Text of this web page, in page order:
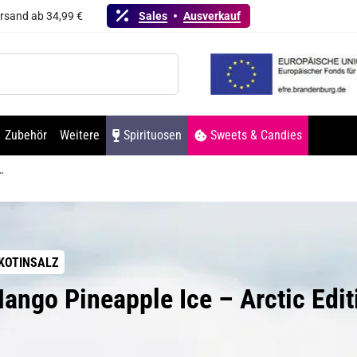
ab 34,99 € Sales Ausverkauf
Zubehör Weitere Spirituosen Sweets & Candies
Liquid 10ml / 20mg
Pineapple Ice – Arctic